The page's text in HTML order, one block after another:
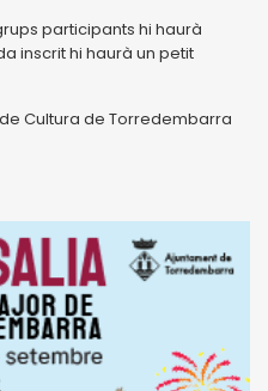
participants hi haurà
inscrit hi haurà un petit
Cultura de Torredembarra